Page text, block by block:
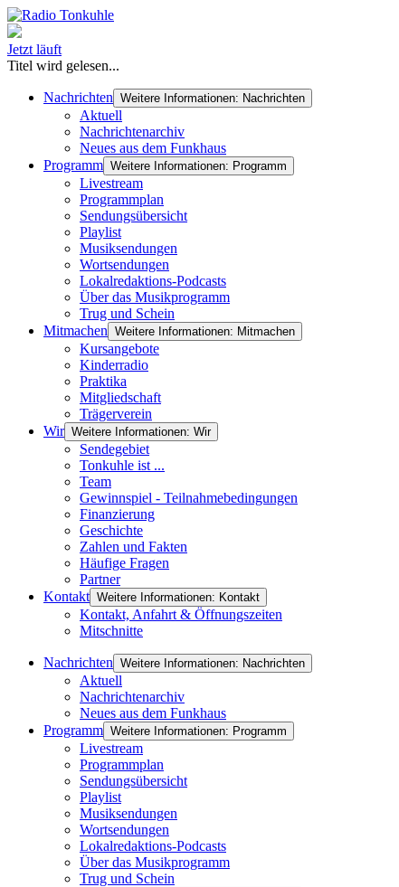
Jetzt läuft
Titel wird gelesen...
Nachrichten Weitere Informationen: Nachrichten
Aktuell
Nachrichtenarchiv
Neues aus dem Funkhaus
Programm Weitere Informationen: Programm
Livestream
Programmplan
Sendungsübersicht
Playlist
Musiksendungen
Wortsendungen
Lokalredaktions-Podcasts
Über das Musikprogramm
Trug und Schein
Mitmachen Weitere Informationen: Mitmachen
Kursangebote
Kinderradio
Praktika
Mitgliedschaft
Trägerverein
Wir Weitere Informationen: Wir
Sendegebiet
Tonkuhle ist ...
Team
Gewinnspiel - Teilnahmebedingungen
Finanzierung
Geschichte
Zahlen und Fakten
Häufige Fragen
Partner
Kontakt Weitere Informationen: Kontakt
Kontakt, Anfahrt & Öffnungszeiten
Mitschnitte
Nachrichten Weitere Informationen: Nachrichten
Aktuell
Nachrichtenarchiv
Neues aus dem Funkhaus
Programm Weitere Informationen: Programm
Livestream
Programmplan
Sendungsübersicht
Playlist
Musiksendungen
Wortsendungen
Lokalredaktions-Podcasts
Über das Musikprogramm
Trug und Schein